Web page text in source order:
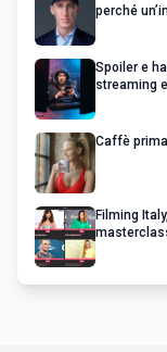
perché
Spoiler e
streaming
Caffè
Filming